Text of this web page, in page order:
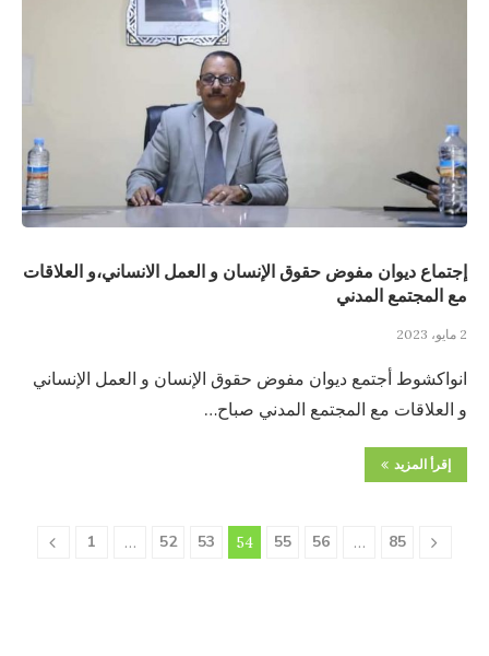
إجتماع ديوان مفوض حقوق الإنسان و العمل الانساني،و العلاقات
مع المجتمع المدني
2 مايو، 2023
انواكشوط أجتمع ديوان مفوض حقوق الإنسان و العمل الإنساني
و العلاقات مع المجتمع المدني صباح…
إقرأ المزيد
1 … 52 53 54 55 56 … 85